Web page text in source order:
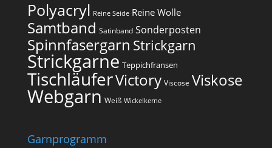
Polyacryl Reine Seide Reine Wolle
Samtband Satinband Sonderposten
Spinnfasergarn Strickgarn
Strickgarne Teppichfransen
TischläuferVictory Viscose Viskose
Webgarn Weiß Wickelkerne
Garnprogramm